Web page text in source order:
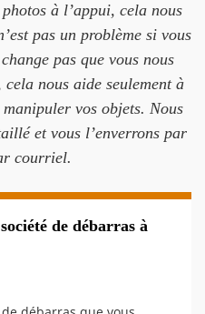
à l’appui, cela nous
pas un problème si vous
pas que vous nous
cela nous aide seulement à
vos objets. Nous
et vous l’enverrons par
courriel.
de débarras à